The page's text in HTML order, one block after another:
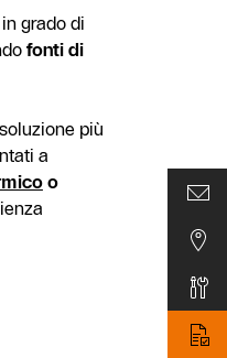
grado di
fonti di
più
a
o